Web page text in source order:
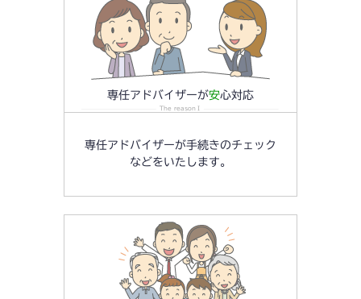
専任アドバイザーが安心対応
The reasonⅠ
専任アドバイザーが手続きのチェック
などをいたします。